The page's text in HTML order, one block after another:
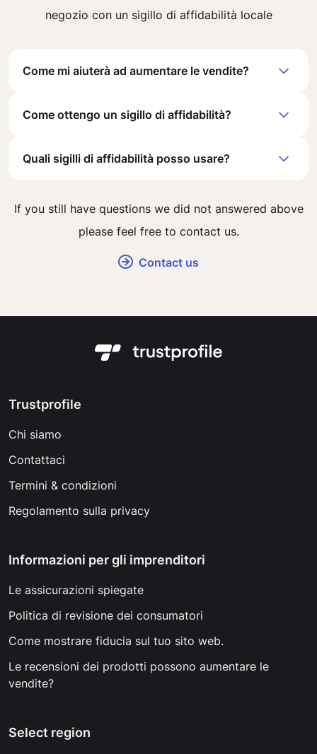
negozio con un sigillo di affidabilità locale
Come mi aiuterà ad aumentare le vendite?
Come ottengo un sigillo di affidabilità?
Quali sigilli di affidabilità posso usare?
If you still have questions we did not answered above
please feel free to contact us.
Contact us
Trustprofile
Chi siamo
Contattaci
Termini & condizioni
Regolamento sulla privacy
Informazioni per gli imprenditori
Le assicurazioni spiegate
Politica di revisione dei consumatori
Come mostrare fiducia sul tuo sito web.
Le recensioni dei prodotti possono aumentare le
vendite?
Select region